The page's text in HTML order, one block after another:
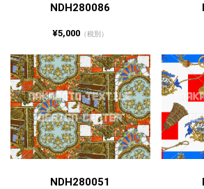
NDH280086
¥5,000 （税別）
NDH280051